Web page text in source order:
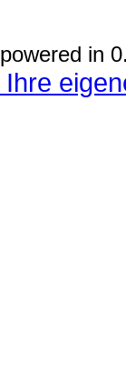
powered in